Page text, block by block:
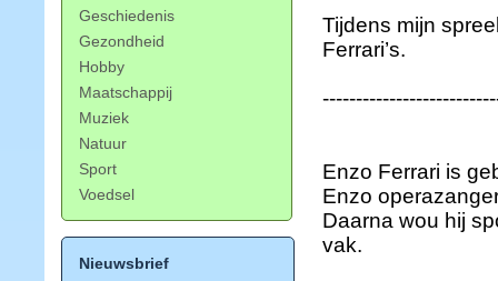
Geschiedenis
Gezondheid
Hobby
Maatschappij
Muziek
Natuur
Sport
Voedsel
Nieuwsbrief
Tijdens mijn
Ferrari’s.
Enzo Ferrari is
Enzo
Daarna wou hij
vak.